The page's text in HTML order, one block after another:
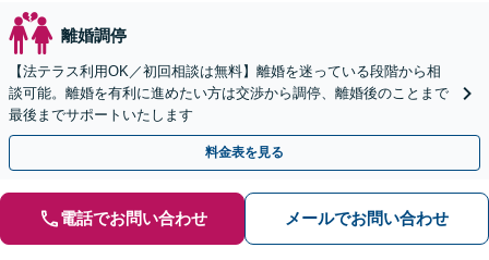
離婚調停
【法テラス利用OK／初回相談は無料】離婚を迷っている段階から相
談可能。離婚を有利に進めたい方は交渉から調停、離婚後のことまで
最後までサポートいたします
料金表を見る
電話でお問い合わせ メールでお問い合わせ